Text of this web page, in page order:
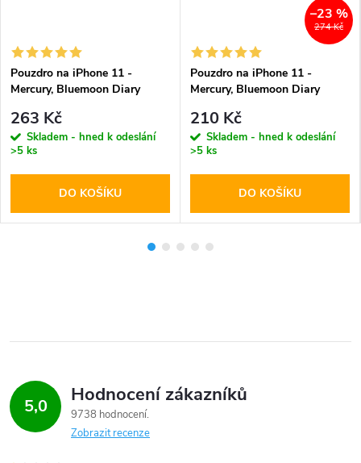
Pouzdro na iPhone 11 -
Mercury, Bluemoon Diary
263 Kč
Skladem - hned k odeslání
>5 ks
DO KOŠÍKU
274 Kč
–23 %
Pouzdro na iPhone 11 -
Mercury, Bluemoon Diary
210 Kč
Skladem - hned k odeslání
>5 ks
DO KOŠÍKU
5,0 Hodnocení zákazníků
9738 hodnocení
Zobrazit recenze